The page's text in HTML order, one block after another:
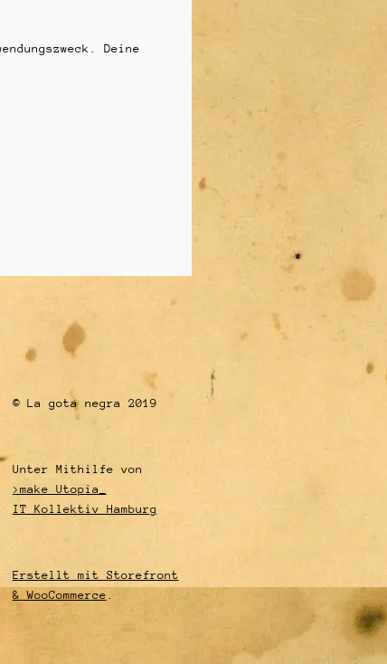
Deine
© La gota negra 2019
Unter Mithilfe von
>make Utopia_
IT Kollektiv Hamburg
Erstellt mit Storefront
& WooCommerce .